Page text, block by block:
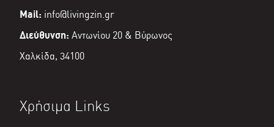
Mail: info@livingzin.gr
Διεύθυνση: Αντωνίου 20 & Βύρωνος
Χαλκίδα, 34100
Χρήσιμα Links